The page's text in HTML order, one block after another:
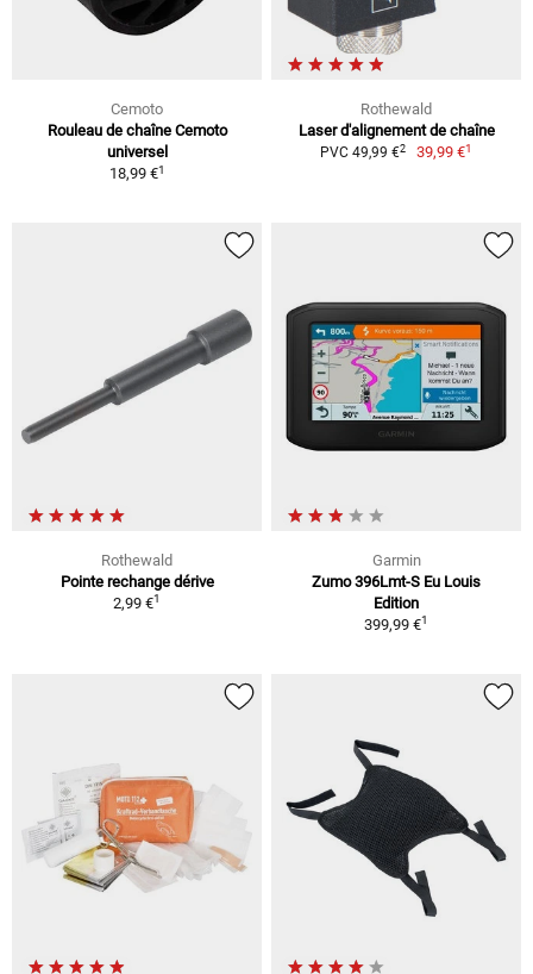
Cemoto
Rouleau de chaîne Cemoto
universel
18,99 €1
Rothewald
Laser d'alignement de chaîne
PVC 49,99 €2 39,99 €1
Rothewald
Pointe rechange dérive
2,99 €1
Garmin
Zumo 396Lmt-S Eu Louis
Edition
399,99 €1